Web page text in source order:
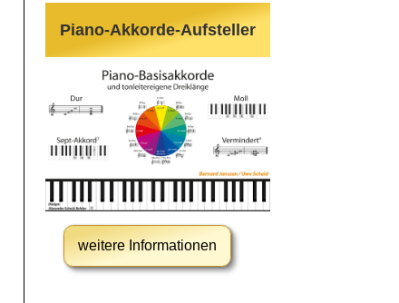
Piano-Akkorde-Aufsteller
weitere Informationen